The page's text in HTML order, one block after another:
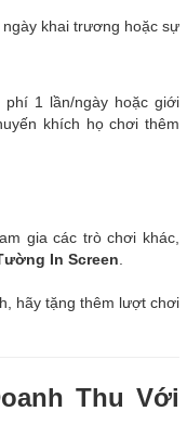
khai trương hoặc sự
1 lần/ngày hoặc giới
khích họ chơi thêm
gia các trò chơi khác,
In Screen
hãy tặng thêm lượt chơi
Thu Với